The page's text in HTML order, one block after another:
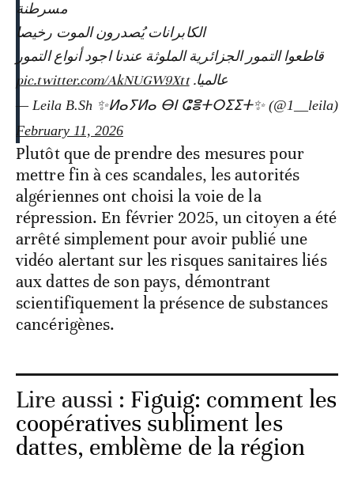
مسرطنة
الكابرانات يُصدرون الموت رخيصا
قاطعوا التمور الجزائرية الملوثة عندنا اجود أنواع التمور
عالميا.pic.twitter.com/AkNUGW9Xtt
— Leila B.Sh ✨ⵍⴰⵢⵍⴰ ⴱⵏ ⵛⴻⵜⵔⵉⵉⵜ✨ (@1__leila)
February 11, 2026
Plutôt que de prendre des mesures pour
mettre fin à ces scandales, les autorités
algériennes ont choisi la voie de la
répression. En février 2025, un citoyen a été
arrêté simplement pour avoir publié une
vidéo alertant sur les risques sanitaires liés
aux dattes de son pays, démontrant
scientifiquement la présence de substances
cancérigènes.
Lire aussi : Figuig: comment les
coopératives subliment les
dattes, emblème de la région